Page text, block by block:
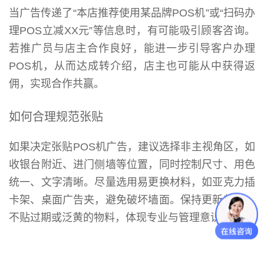
当广告传递了“本店推荐使用某品牌POS机”或“扫码办
理POS立减XX元”等信息时，有可能吸引顾客咨询。
若推广员与店主合作良好，能进一步引导客户办理
POS机，从而达成转介绍，店主也可能从中获得返
佣，实现合作共赢。
如何合理规范张贴
如果决定张贴POS机广告，建议选择非主视角区，如
收银台附近、进门侧墙等位置，同时控制尺寸、用色
统一、文字清晰。尽量选用易更换材料，如亚克力插
卡架、桌面广告夹，避免破坏墙面。保持更新频率，
不贴过期或泛黄的物料，体现专业与管理意识。